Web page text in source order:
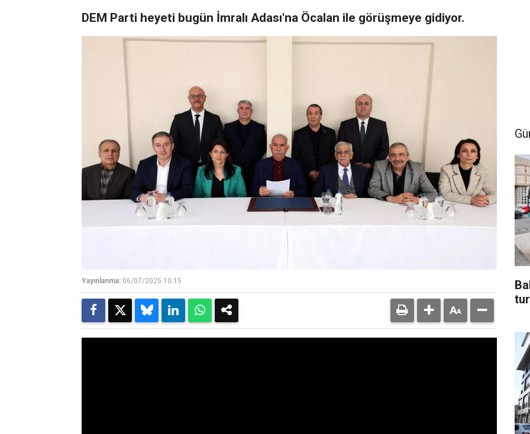
DEM Parti heyeti bugün İmralı Adası'na Öcalan ile görüşmeye gidiyor.
Yayınlanma: 06/07/2025 10:15